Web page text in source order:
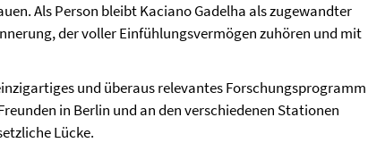
Als Person bleibt Kaciano Gadelha als zugewandter
der voller Einfühlungsvermögen zuhören und mit
und überaus relevantes Forschungsprogramm
in Berlin und an den verschiedenen Stationen
Lücke.